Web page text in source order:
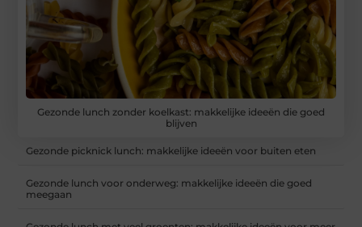
Gezonde lunch zonder koelkast: makkelijke ideeën die goed
blijven
Gezonde picknick lunch: makkelijke ideeën voor buiten eten
Gezonde lunch voor onderweg: makkelijke ideeën die goed
meegaan